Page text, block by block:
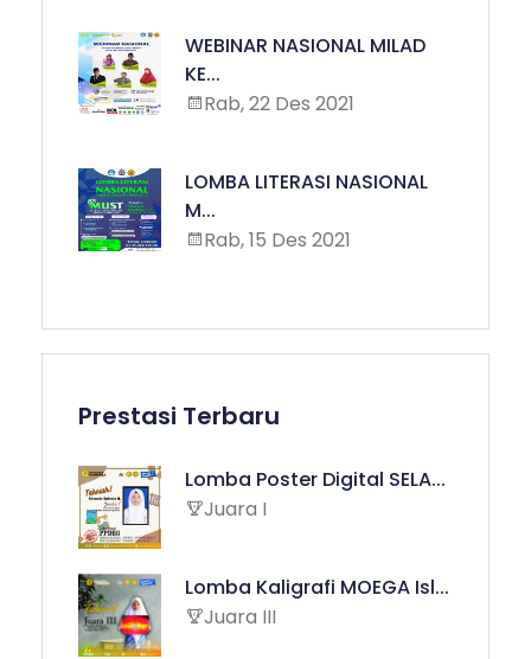
WEBINAR NASIONAL MILAD
KE...
Rab, 22 Des 2021
LOMBA LITERASI NASIONAL
M...
Rab, 15 Des 2021
Prestasi Terbaru
Lomba Poster Digital SELA...
Juara I
Lomba Kaligrafi MOEGA Isl...
Juara III